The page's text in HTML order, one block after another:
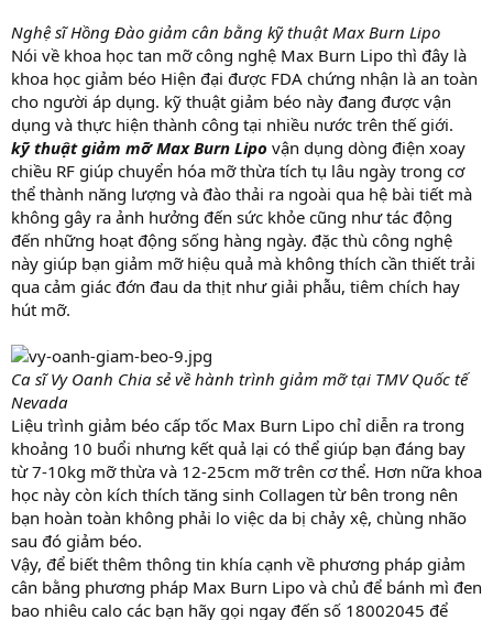
Nghệ sĩ Hồng Đào giảm cân bằng kỹ thuật Max Burn Lipo
Nói về khoa học tan mỡ công nghệ Max Burn Lipo thì đây là
khoa học giảm béo Hiện đại được FDA chứng nhận là an toàn
cho người áp dụng. kỹ thuật giảm béo này đang được vận
dụng và thực hiện thành công tại nhiều nước trên thế giới.
kỹ thuật giảm mỡ Max Burn Lipo vận dụng dòng điện xoay
chiều RF giúp chuyển hóa mỡ thừa tích tụ lâu ngày trong cơ
thể thành năng lượng và đào thải ra ngoài qua hệ bài tiết mà
không gây ra ảnh hưởng đến sức khỏe cũng như tác động
đến những hoạt động sống hàng ngày. đặc thù công nghệ
này giúp bạn giảm mỡ hiệu quả mà không thích cần thiết trải
qua cảm giác đớn đau da thịt như giải phẫu, tiêm chích hay
hút mỡ.
Ca sĩ Vy Oanh Chia sẻ về hành trình giảm mỡ tại TMV Quốc tế
Nevada
Liệu trình giảm béo cấp tốc Max Burn Lipo chỉ diễn ra trong
khoảng 10 buổi nhưng kết quả lại có thể giúp bạn đáng bay
từ 7-10kg mỡ thừa và 12-25cm mỡ trên cơ thể. Hơn nữa khoa
học này còn kích thích tăng sinh Collagen từ bên trong nên
bạn hoàn toàn không phải lo việc da bị chảy xệ, chùng nhão
sau đó giảm béo.
Vậy, để biết thêm thông tin khía cạnh về phương pháp giảm
cân bằng phương pháp Max Burn Lipo và chủ để bánh mì đen
bao nhiêu calo các bạn hãy gọi ngay đến số 18002045 để